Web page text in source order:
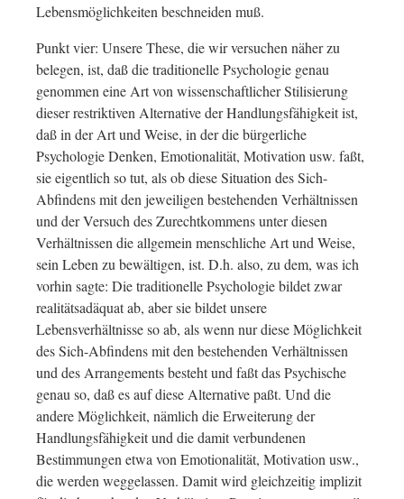
Lebensmöglichkeiten beschneiden muß.
Punkt vier: Unsere These, die wir versuchen näher zu
belegen, ist, daß die traditionelle Psychologie genau
genommen eine Art von wissenschaftlicher Stilisierung
dieser restriktiven Alternative der Handlungsfähigkeit ist,
daß in der Art und Weise, in der die bürgerliche
Psychologie Denken, Emotionalität, Motivation usw. faßt,
sie eigentlich so tut, als ob diese Situation des Sich-
Abfindens mit den jeweiligen bestehenden Verhältnissen
und der Versuch des Zurechtkommens unter diesen
Verhältnissen die allgemein menschliche Art und Weise,
sein Leben zu bewältigen, ist. D.h. also, zu dem, was ich
vorhin sagte: Die traditionelle Psychologie bildet zwar
realitätsadäquat ab, aber sie bildet unsere
Lebensverhältnisse so ab, als wenn nur diese Möglichkeit
des Sich-Abfindens mit den bestehenden Verhältnissen
und des Arrangements besteht und faßt das Psychische
genau so, daß es auf diese Alternative paßt. Und die
andere Möglichkeit, nämlich die Erweiterung der
Handlungsfähigkeit und die damit verbundenen
Bestimmungen etwa von Emotionalität, Motivation usw.,
die werden weggelassen. Damit wird gleichzeitig implizit